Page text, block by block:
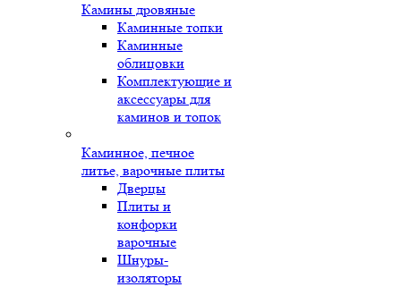
Камины дровяные
Каминные топки
Каминные
облицовки
Комплектующие и
аксессуары для
каминов и топок
Каминное, печное
литье, варочные плиты
Дверцы
Плиты и
конфорки
варочные
Шнуры-
изоляторы